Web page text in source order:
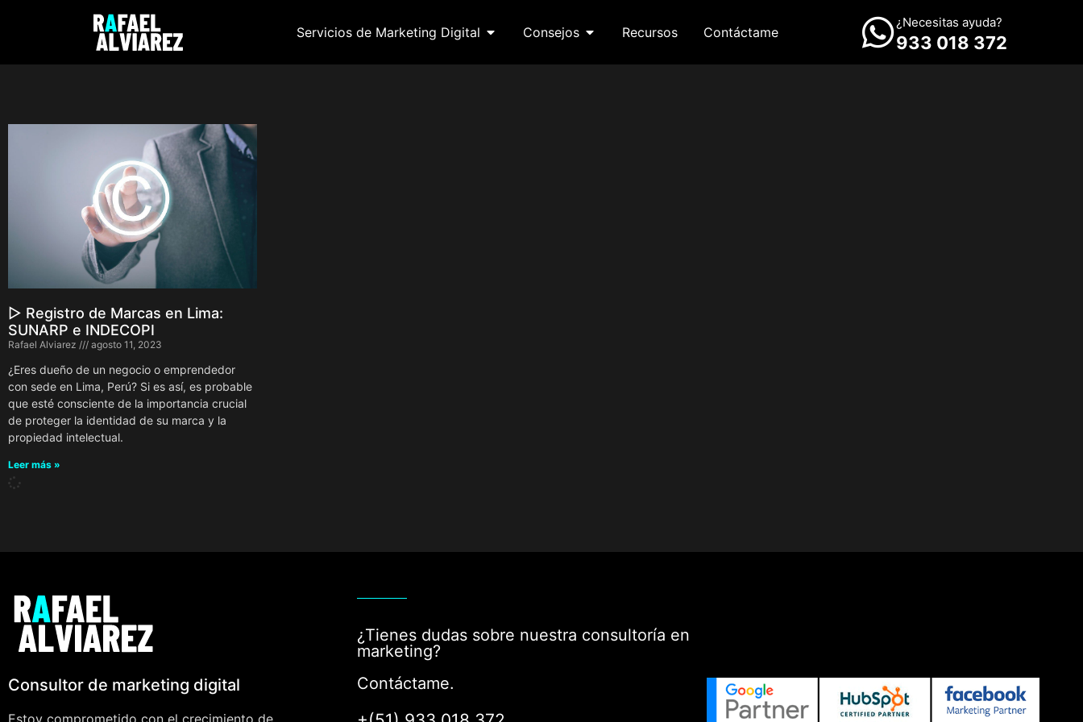
Servicios de Marketing Digital Consejos Recursos Contáctame
¿Necesitas ayuda?
933 018 372
▷ Registro de Marcas en Lima:
SUNARP e INDECOPI
Rafael Alviarez agosto 11, 2023
¿Eres dueño de un negocio o emprendedor
con sede en Lima, Perú? Si es así, es probable
que esté consciente de la importancia crucial
de proteger la identidad de su marca y la
propiedad intelectual.
Leer más »
Consultor de marketing digital
Estoy comprometido con el crecimiento de
¿Tienes dudas sobre nuestra consultoría en
marketing?
Contáctame.